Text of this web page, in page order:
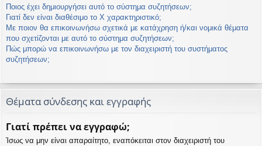
Ποιος έχει δημιουργήσει αυτό το σύστημα συζητήσεων;
Γιατί δεν είναι διαθέσιμο το Χ χαρακτηριστικό;
Με ποιον θα επικοινωνήσω σχετικά με κατάχρηση ή/και νομικά θέματα
που σχετίζονται με αυτό το σύστημα συζητήσεων;
Πώς μπορώ να επικοινωνήσω με τον διαχειριστή του συστήματος
συζητήσεων;
Θέματα σύνδεσης και εγγραφής
Γιατί πρέπει να εγγραφώ;
Ίσως να μην είναι απαραίτητο, εναπόκειται στον διαχειριστή του